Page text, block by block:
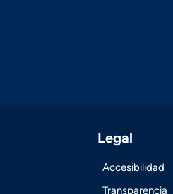
Legal
Accesibilidad
Transparencia